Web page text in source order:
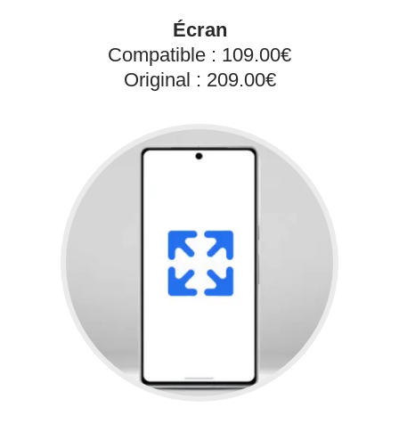
Écran
Compatible : 109.00€
Original : 209.00€